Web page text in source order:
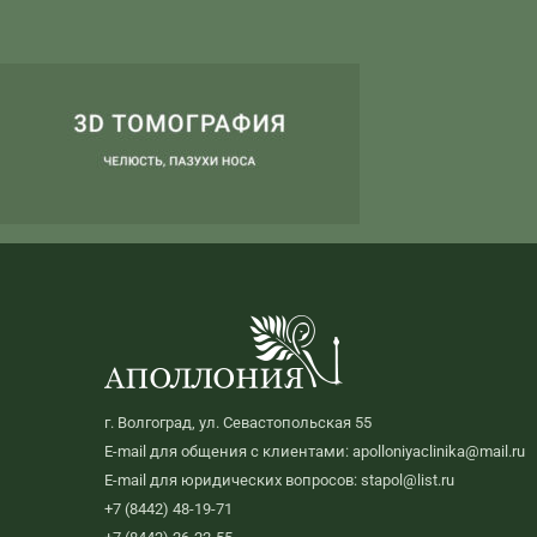
г. Волгоград, ул. Севастопольская 55
E-mail для общения с клиентами: apolloniyaclinika@mail.ru
E-mail для юридических вопросов: stapol@list.ru
+7 (8442) 48-19-71